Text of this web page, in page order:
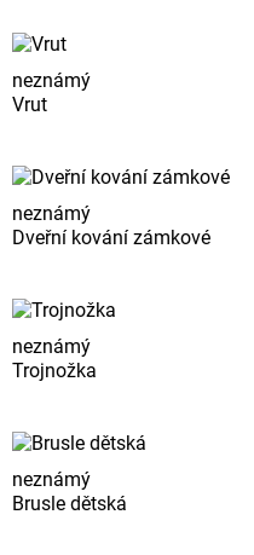
neznámý
Vrut
neznámý
Dveřní kování zámkové
neznámý
Trojnožka
neznámý
Brusle dětská